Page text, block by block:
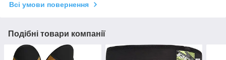
Всі умови повернення
Подібні товари компанії